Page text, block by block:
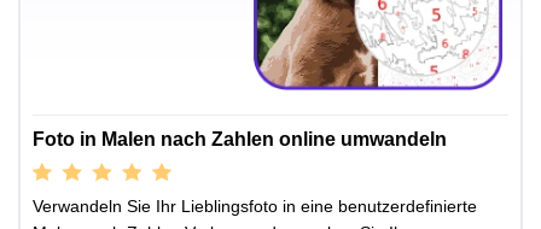
Foto in Malen nach Zahlen online umwandeln
Verwandeln Sie Ihr Lieblingsfoto in eine benutzerdefinierte